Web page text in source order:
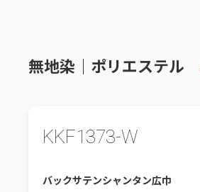
無地染｜ポリエステル
KKF1373-W
バックサテンシャンタン広巾